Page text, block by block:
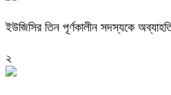
ইউজিসির তিন পূর্ণকালীন সদস্যকে
২